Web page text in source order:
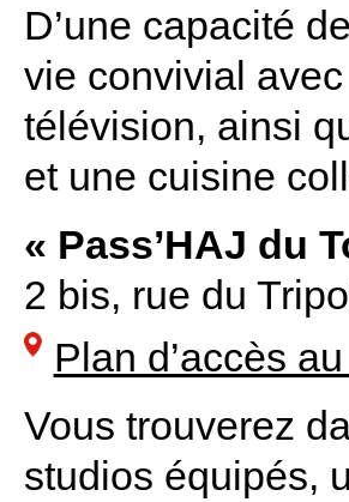
D’une capacité
vie convivial
télévision, ainsi
et une cuisine
« Pass’HAJ du
2 bis, rue du
Plan d’accès
Vous trouverez
studios équipés,